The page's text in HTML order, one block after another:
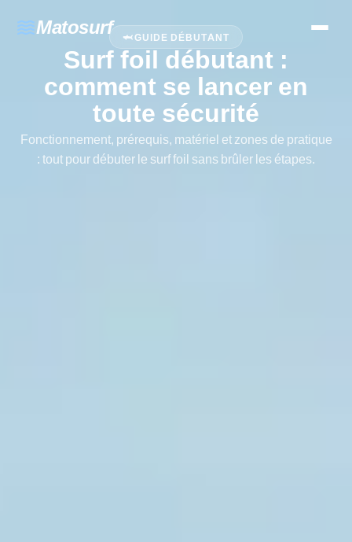
wavesMatosurf 🦈 GUIDE DÉBUTANT
Surf foil débutant :
comment se lancer en
toute sécurité
Fonctionnement, prérequis, matériel et zones de pratique
: tout pour débuter le surf foil sans brûler les étapes.